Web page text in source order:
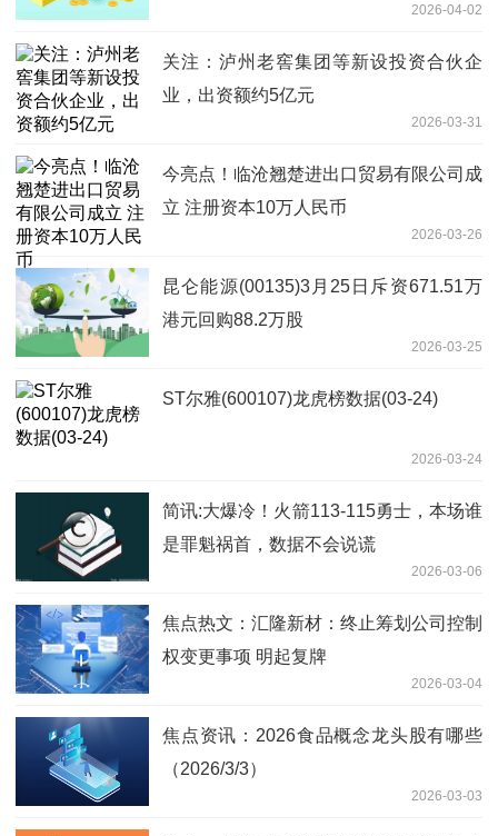
2026-04-02
关注：泸州老窖集团等新设投资合伙企
业，出资额约5亿元
2026-03-31
今亮点！临沧翘楚进出口贸易有限公司成
立 注册资本10万人民币
2026-03-26
昆仑能源(00135)3月25日斥资671.51万
港元回购88.2万股
2026-03-25
ST尔雅(600107)龙虎榜数据(03-24)
2026-03-24
简讯:大爆冷！火箭113-115勇士，本场谁
是罪魁祸首，数据不会说谎
2026-03-06
焦点热文：汇隆新材：终止筹划公司控制
权变更事项 明起复牌
2026-03-04
焦点资讯：2026食品概念龙头股有哪些
（2026/3/3）
2026-03-03